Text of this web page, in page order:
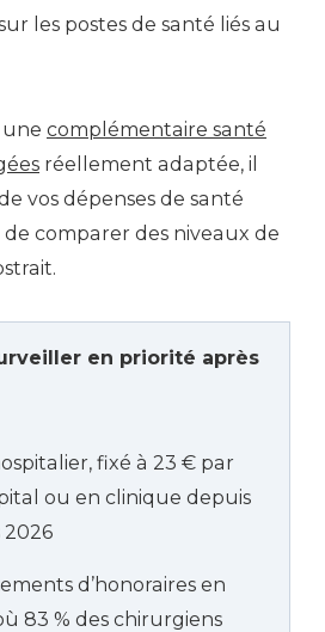
les postes de santé liés au
complémentaire santé
réellement adaptée, il
vos dépenses de santé
comparer des niveaux de
en priorité après
fixé à 23 € par
ou en clinique depuis
2026
d’honoraires en
83 % des chirurgiens